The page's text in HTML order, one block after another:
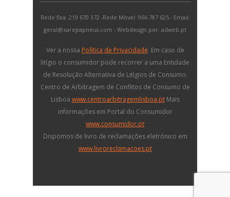
Rede fixa: 219 670 372 -Rede Móvel: 966 787 625 - Email:
geral@xarepapneus.com - Webdesign por: adweb.pt
Ver a nossa Política de Privacidade. Em caso de
litígio o consumidor pode recorrer a uma Entidade
de Resolução Alternativa de Litígios de Consumo.
Centro de Arbitragem de Conflitos de Consumo de
Lisboa www.centroarbitragemlisboa.ptMais
informações em Portal do Consumidor
www.consumidor.pt
Dispomos de livro de reclamações eletrónico em
www.livroreclamacoes.pt